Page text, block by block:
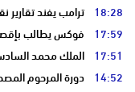
18:28 ترامب يفند تقارير
17:59 فوكس يطالب بإقصاء
17:51 الملك محمد
14:52 دورة المرحوم